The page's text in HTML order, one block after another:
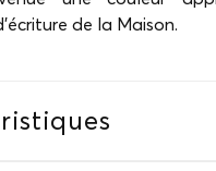
de la Maison.